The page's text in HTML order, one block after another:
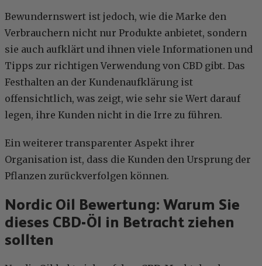
Bewundernswert ist jedoch, wie die Marke den
Verbrauchern nicht nur Produkte anbietet, sondern
sie auch aufklärt und ihnen viele Informationen und
Tipps zur richtigen Verwendung von CBD gibt. Das
Festhalten an der Kundenaufklärung ist
offensichtlich, was zeigt, wie sehr sie Wert darauf
legen, ihre Kunden nicht in die Irre zu führen.
Ein weiterer transparenter Aspekt ihrer
Organisation ist, dass die Kunden den Ursprung der
Pflanzen zurückverfolgen können.
Nordic Oil Bewertung: Warum Sie
dieses CBD-Öl in Betracht ziehen
sollten